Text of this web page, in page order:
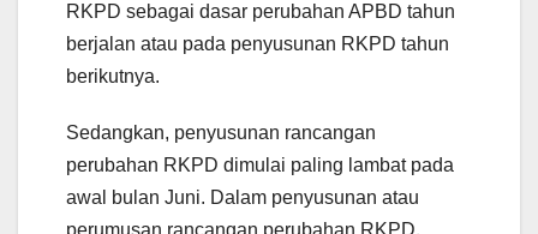
RKPD sebagai dasar perubahan APBD tahun
berjalan atau pada penyusunan RKPD tahun
berikutnya.
Sedangkan, penyusunan rancangan
perubahan RKPD dimulai paling lambat pada
awal bulan Juni. Dalam penyusunan atau